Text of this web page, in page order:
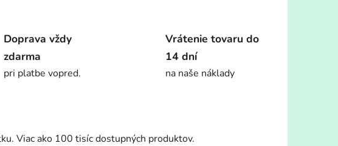
Doprava vždy
zdarma
pri platbe vopred.
Vrátenie tovaru do
14 dní
na naše náklady
Viac ako 100 tisíc dostupných produktov.